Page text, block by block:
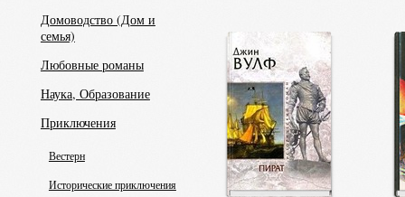
Домоводство (Дом и
семья)
Любовные романы
Наука, Образование
Приключения
Вестерн
Исторические приключения